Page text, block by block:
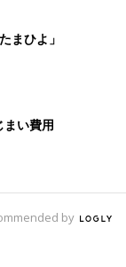
まひよ」
まい費用
by